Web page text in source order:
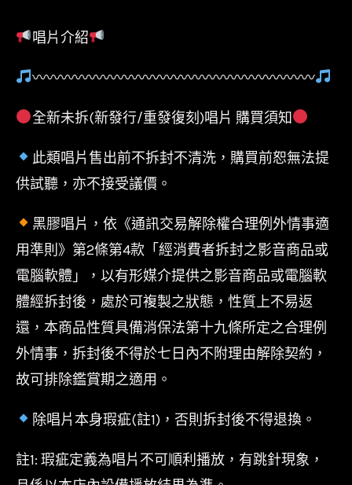
唱片介紹
〰〰〰〰〰〰〰〰〰〰〰〰〰〰〰〰〰〰〰〰
全新未拆(新發行/重發復刻)唱片 購買須知
此類唱片售出前不拆封不清洗，購買前恕無法提
供試聽，亦不接受議價。
黑膠唱片，依《通訊交易解除權合理例外情事適
用準則》第2條第4款「經消費者拆封之影音商品或
電腦軟體」，以有形媒介提供之影音商品或電腦軟
體經拆封後，處於可複製之狀態，性質上不易返
還，本商品性質具備消保法第十九條所定之合理例
外情事，拆封後不得於七日內不附理由解除契約，
故可排除鑑賞期之適用。
除唱片本身瑕疵(註1)，否則拆封後不得退換。
註1: 瑕疵定義為唱片不可順利播放，有跳針現象，